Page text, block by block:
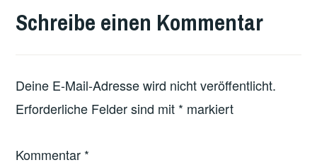
FEATURED
Schreibe einen Kommentar
Deine E-Mail-Adresse wird nicht veröffentlicht.
Erforderliche Felder sind mit * markiert
Kommentar *